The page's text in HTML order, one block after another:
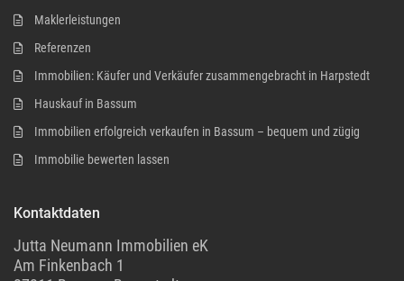
Maklerleistungen
Referenzen
Immobilien: Käufer und Verkäufer zusammengebracht in Harpstedt
Hauskauf in Bassum
Immobilien erfolgreich verkaufen in Bassum – bequem und zügig
Immobilie bewerten lassen
Kontaktdaten
Jutta Neumann Immobilien eK
Am Finkenbach 1